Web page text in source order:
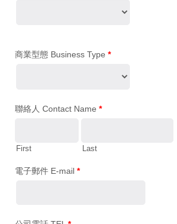
商業型態 Business Type *
聯絡人 Contact Name *
First Last
電子郵件 E-mail *